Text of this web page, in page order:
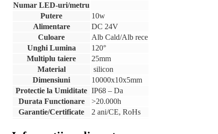
Numar LED-uri/metru
Putere
10w
Alimentare
DC 24V
Culoare
Alb Cald/Alb rece
Unghi Lumina
120°
Multiplu taiere
25mm
Material
silicon
Dimensiuni
10000x10x5mm
Protectie la Umiditate IP68 – Da
Durata Functionare
>20.000h
Garantie/Certificate
2 ani/CE, RoHs